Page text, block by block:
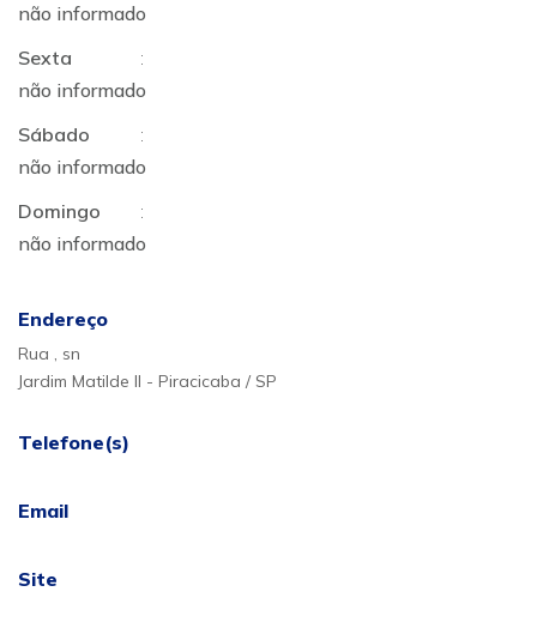
não informado
Sexta
:
não informado
Sábado
:
não informado
Domingo
:
não informado
Endereço
Rua , sn
Jardim Matilde II - Piracicaba / SP
Telefone(s)
Email
Site